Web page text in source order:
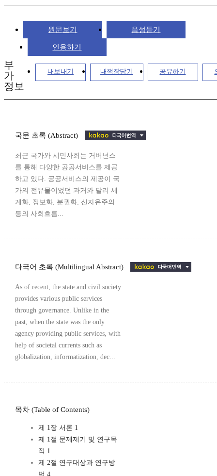
원문보기 음성듣기
인용하기
내보내기 내책장담기 공유하기
부
가
정보
국문 초록 (Abstract)
최근 국가와 시민사회는 거버넌스
를 통해 다양한 공공서비스를 제공
하고 있다. 공공서비스의 제공이 국
가의 전유물이었던 과거와 달리 세
계화, 정보화, 분권화, 신자유주의
등의 사회흐름...
다국어 초록 (Multilingual Abstract)
As of recent, the state and civil society
provides various public services
through governance. Unlike in the
past, when the state was the only
agency providing public services, with
help of societal currents such as
globalization, informatization, dec...
목차 (Table of Contents)
제 1장 서론 1
제 1절 문제제기 및 연구목
적 1
제 2절 연구대상과 연구방
법 4